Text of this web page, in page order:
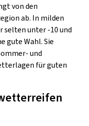
von den
ab. In milden
selten unter -10 und
gute Wahl. Sie
und
für guten